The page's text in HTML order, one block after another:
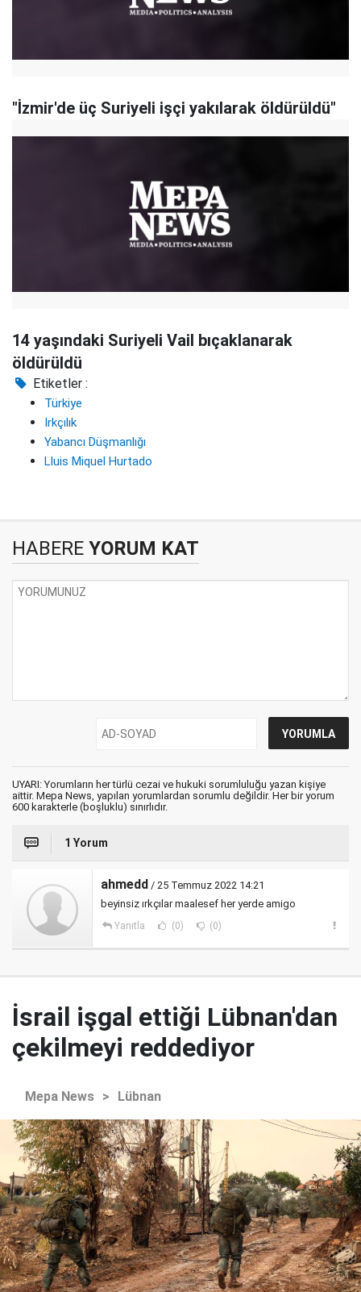
"İzmir'de üç Suriyeli işçi yakılarak öldürüldü"
14 yaşındaki Suriyeli Vail bıçaklanarak
öldürüldü
Etiketler :
Türkiye
Irkçılık
Yabancı Düşmanlığı
Lluis Miquel Hurtado
HABERE YORUM KAT
UYARI: Yorumların her türlü cezai ve hukuki sorumluluğu yazan kişiye
aittir. Mepa News, yapılan yorumlardan sorumlu değildir. Her bir yorum
600 karakterle (boşluklu) sınırlıdır.
1 Yorum
ahmedd / 25 Temmuz 2022 14:21
beyinsiz ırkçılar maalesef her yerde amigo
Yanıtla (0) (0)
İsrail işgal ettiği Lübnan'dan
çekilmeyi reddediyor
Mepa News > Lübnan